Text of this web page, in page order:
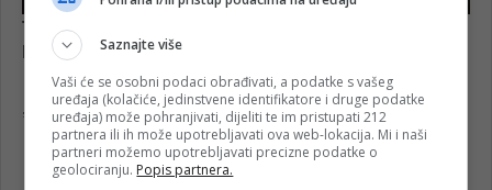
Saznajte više
Vaši će se osobni podaci obrađivati, a podatke s vašeg
uređaja (kolačiće, jedinstvene identifikatore i druge podatke
uređaja) može pohranjivati, dijeliti te im pristupati 212
partnera ili ih može upotrebljavati ova web-lokacija. Mi i naši
partneri možemo upotrebljavati precizne podatke o
geolociranju. Popis partnera.